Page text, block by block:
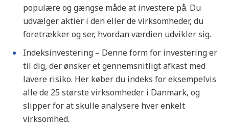
populære og gængse måde at investere på. Du
udvælger aktier i den eller de virksomheder, du
foretrækker og ser, hvordan værdien udvikler sig.
Indeksinvestering – Denne form for investering er
til dig, der ønsker et gennemsnitligt afkast med
lavere risiko. Her køber du indeks for eksempelvis
alle de 25 største virksomheder i Danmark, og
slipper for at skulle analysere hver enkelt
virksomhed.